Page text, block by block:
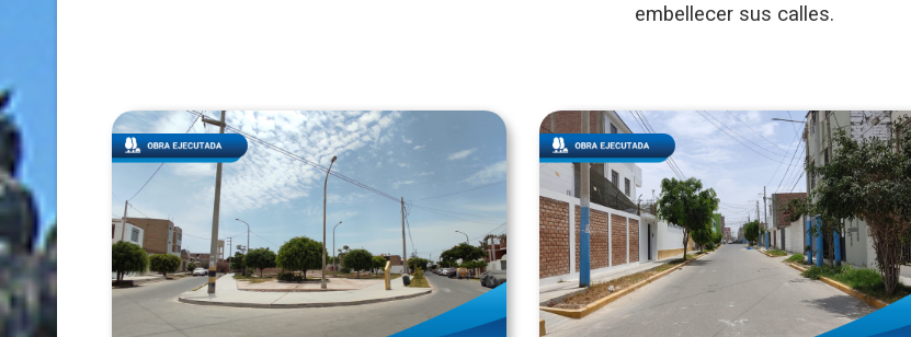
embellecer sus calles.